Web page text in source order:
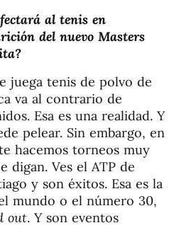
al tenis en
del nuevo Masters
juega tenis de polvo de
va al contrario de
Esa es una realidad. Y
pelear. Sin embargo, en
hacemos torneos muy
digan. Ves el ATP de
y son éxitos. Esa es la
mundo o el número 30,
out. Y son eventos